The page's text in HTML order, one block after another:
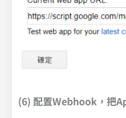
(6) 配置Webhook，把